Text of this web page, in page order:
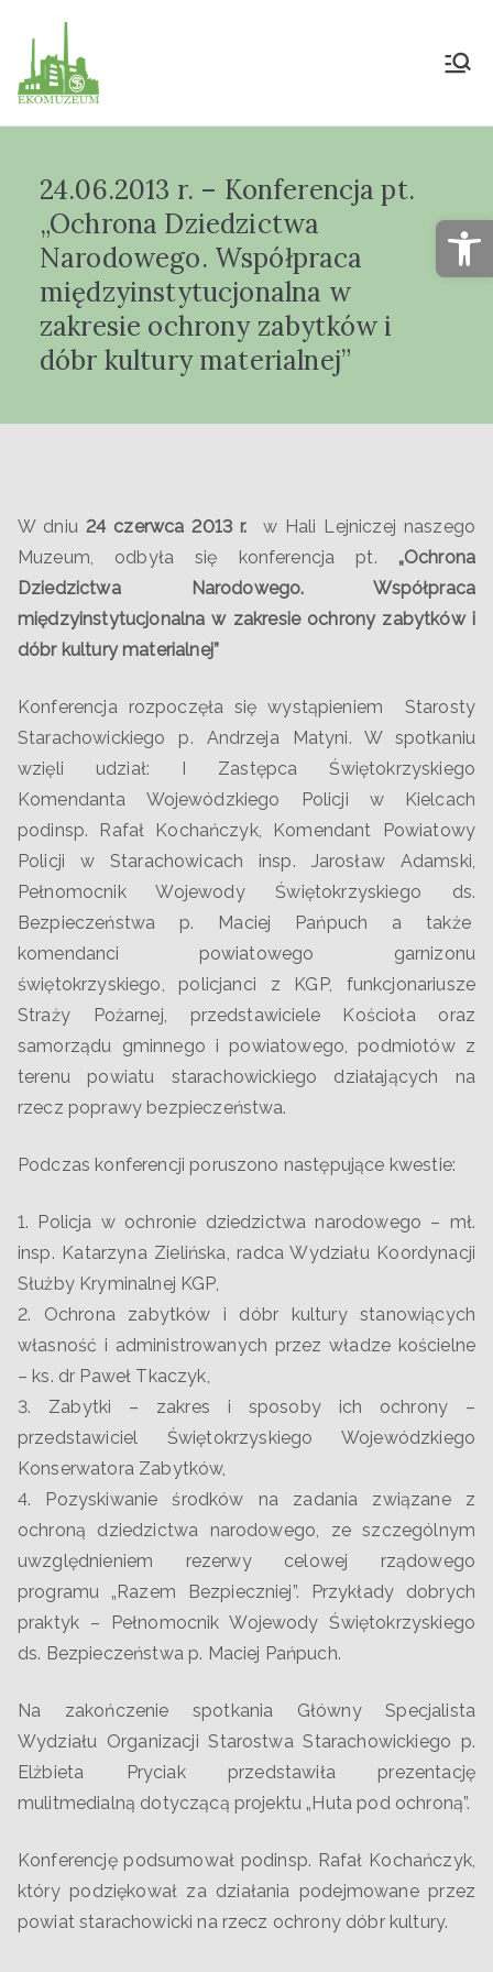
Muzeum Przyrody
"Ekomuzeum" im.
Jana Pazdura
24.06.2013 r. – Konferencja pt.
„Ochrona Dziedzictwa
Narodowego. Współpraca
międzyinstytucjonalna w
zakresie ochrony zabytków i
dóbr kultury materialnej”
W dniu 24 czerwca 2013 r. w Hali Lejniczej naszego
Muzeum, odbyła się konferencja pt. „Ochrona
Dziedzictwa Narodowego. Współpraca
międzyinstytucjonalna w zakresie ochrony zabytków i
dóbr kultury materialnej”
Konferencja rozpoczęła się wystąpieniem Starosty
Starachowickiego p. Andrzeja Matyni. W spotkaniu
wzięli udział: I Zastępca Świętokrzyskiego
Komendanta Wojewódzkiego Policji w Kielcach
podinsp. Rafał Kochańczyk, Komendant Powiatowy
Policji w Starachowicach insp. Jarosław Adamski,
Pełnomocnik Wojewody Świętokrzyskiego ds.
Bezpieczeństwa p. Maciej Pańpuch a także
komendanci powiatowego garnizonu
świętokrzyskiego, policjanci z KGP, funkcjonariusze
Straży Pożarnej, przedstawiciele Kościoła oraz
samorządu gminnego i powiatowego, podmiotów z
terenu powiatu starachowickiego działających na
rzecz poprawy bezpieczeństwa.
Podczas konferencji poruszono następujące kwestie:
1. Policja w ochronie dziedzictwa narodowego – mł.
insp. Katarzyna Zielińska, radca Wydziału Koordynacji
Służby Kryminalnej KGP,
2. Ochrona zabytków i dóbr kultury stanowiących
własność i administrowanych przez władze kościelne
– ks. dr Paweł Tkaczyk,
3. Zabytki – zakres i sposoby ich ochrony –
przedstawiciel Świętokrzyskiego Wojewódzkiego
Konserwatora Zabytków,
4. Pozyskiwanie środków na zadania związane z
ochroną dziedzictwa narodowego, ze szczególnym
uwzględnieniem rezerwy celowej rządowego
programu „Razem Bezpieczniej”. Przykłady dobrych
praktyk – Pełnomocnik Wojewody Świętokrzyskiego
ds. Bezpieczeństwa p. Maciej Pańpuch.
Na zakończenie spotkania Główny Specjalista
Wydziału Organizacji Starostwa Starachowickiego p.
Elżbieta Pryciak przedstawiła prezentację
mulitmedialną dotyczącą projektu „Huta pod ochroną”.
Konferencję podsumował podinsp. Rafał Kochańczyk,
który podziękował za działania podejmowane przez
powiat starachowicki na rzecz ochrony dóbr kultury.